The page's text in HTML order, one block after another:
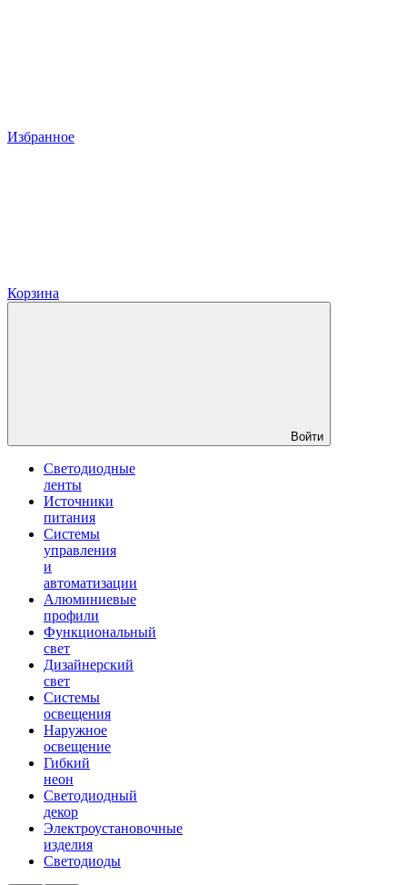
Избранное
Корзина
Войти
Светодиодные
ленты
Источники
питания
Системы
управления
и
автоматизации
Алюминиевые
профили
Функциональный
свет
Дизайнерский
свет
Системы
освещения
Наружное
освещение
Гибкий
неон
Светодиодный
декор
Электроустановочные
изделия
Светодиоды